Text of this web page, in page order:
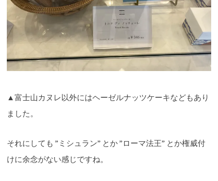
▲富士山カヌレ以外にはヘーゼルナッツケーキなどもあり
ました。
それにしても ”ミシュラン” とか ”ローマ法王” とか権威付
けに余念がない感じですね。